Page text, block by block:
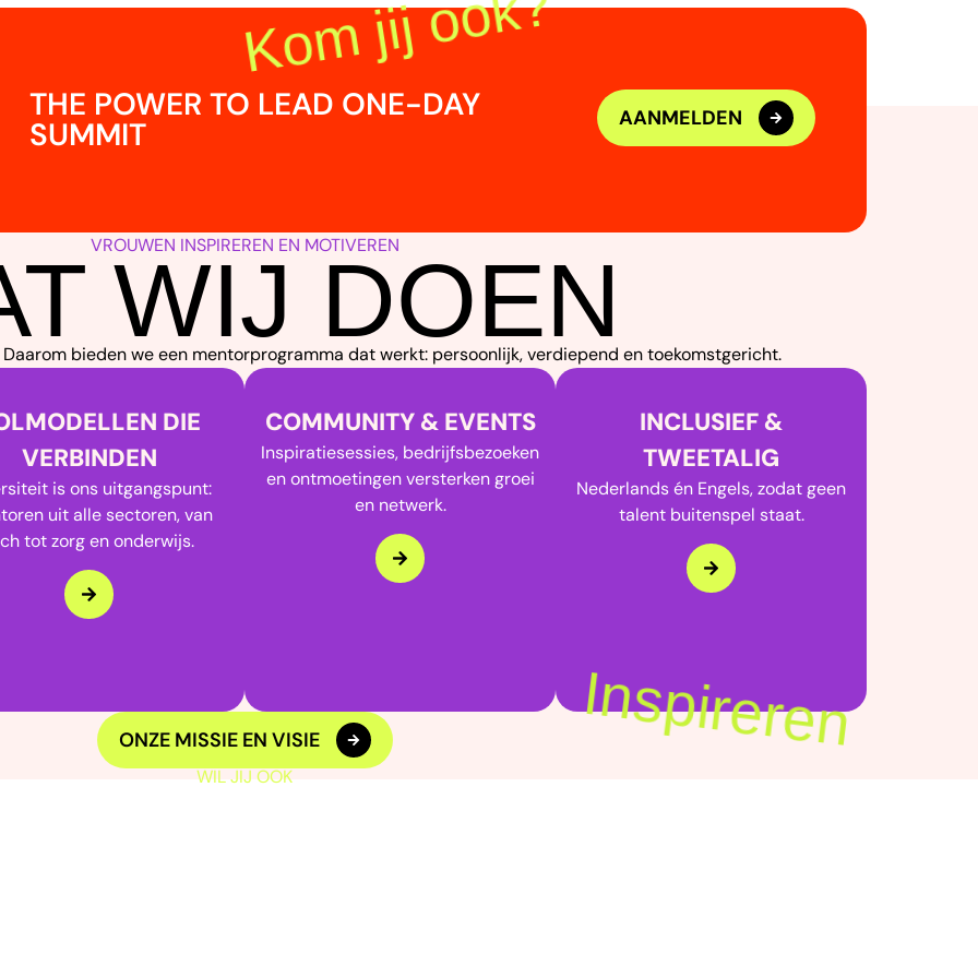
THE POWER TO LEAD ONE-DAY
SUMMIT AANMELDEN
VROUWEN INSPIREREN EN MOTIVEREN
WIJ DOEN
bieden we een mentorprogramma dat werkt: persoonlijk, verdiepend en toekomstgericht.
DIE
VERBINDEN
is ons uitgangspunt:
uit alle sectoren, van
tot zorg en onderwijs.
COMMUNITY & EVENTS
Inspiratiesessies, bedrijfsbezoeken
en ontmoetingen versterken groei
en netwerk.
INCLUSIEF &
TWEETALIG
Nederlands én Engels, zodat geen
talent buitenspel staat.
ONZE MISSIE EN VISIE
WIL JIJ OOK